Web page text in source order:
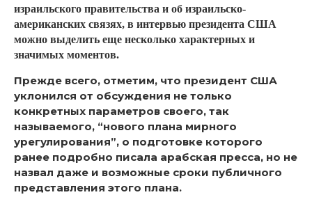
израильского правительства и об израильско-
американских связях, в интервью президента США
можно выделить еще несколько характерных и
значимых моментов.
Прежде всего, отметим, что президент США
уклонился от обсуждения не только
конкретных параметров своего, так
называемого, “нового плана мирного
урегулирования”, о подготовке которого
ранее подробно писала арабская пресса, но не
назвал даже и возможные сроки публичного
представления этого плана.